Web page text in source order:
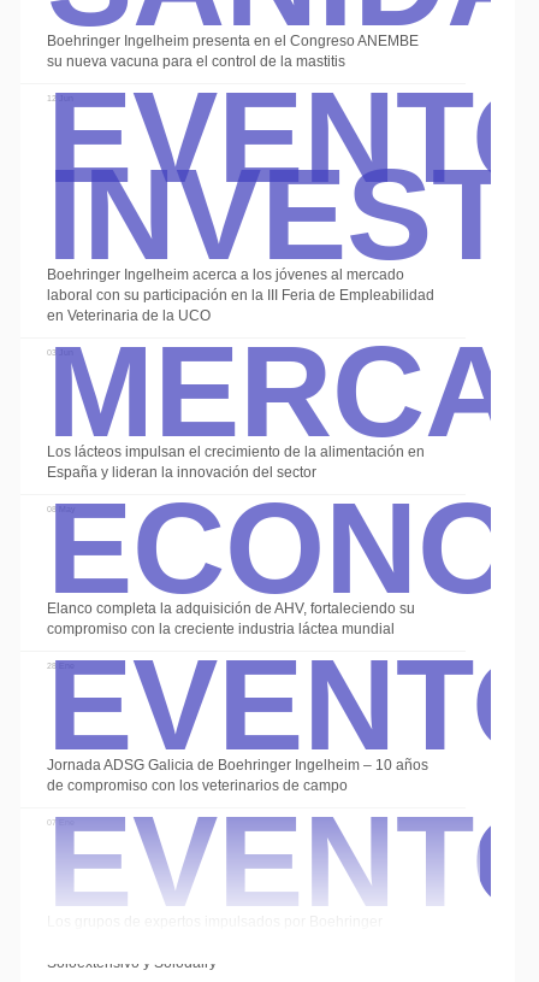
Boehringer Ingelheim presenta en el Congreso ANEMBE
su nueva vacuna para el control de la mastitis
12 Jun
Boehringer Ingelheim acerca a los jóvenes al mercado
laboral con su participación en la III Feria de Empleabilidad
en Veterinaria de la UCO
03 Jun
Los lácteos impulsan el crecimiento de la alimentación en
España y lideran la innovación del sector
08 May
Elanco completa la adquisición de AHV, fortaleciendo su
compromiso con la creciente industria láctea mundial
28 Ene
Jornada ADSG Galicia de Boehringer Ingelheim – 10 años
de compromiso con los veterinarios de campo
07 Ene
Soloextensivo y Solodairy